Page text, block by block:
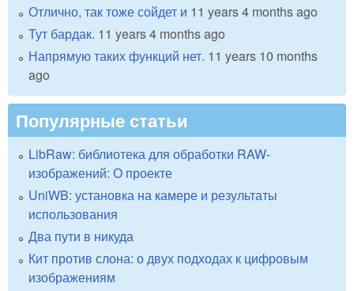
Отлично, так тоже сойдет и 11 years 4 months ago
Тут бардак. 11 years 4 months ago
Напрямую таких функций нет. 11 years 10 months
ago
Популярные статьи
LibRaw: библиотека для обработки RAW-
изображений: О проекте
UniWB: установка на камере и результаты
использования
Два пути в никуда
Кит против слона: о двух подходах к цифровым
изображениям